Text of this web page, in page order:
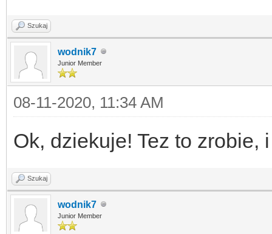
Szukaj
wodnik7
Junior Member
08-11-2020, 11:34 AM
Ok, dziekuje! Tez to zrobie,
Szukaj
wodnik7
Junior Member